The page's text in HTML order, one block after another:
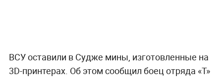
ВСУ оставили в Судже мины, изготовленные на
3D-принтерах. Об этом сообщил боец отряда «Т»